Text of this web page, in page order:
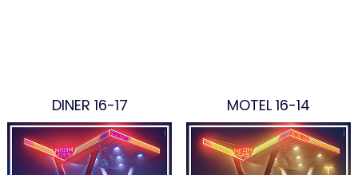
DINER 16-17 MOTEL 16-14